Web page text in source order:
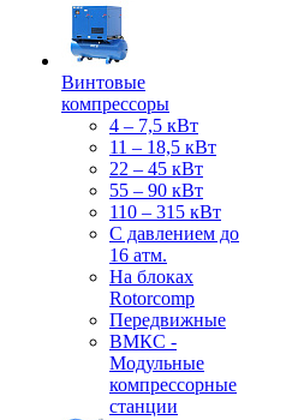
Винтовые
компрессоры
4 – 7,5 кВт
11 – 18,5 кВт
22 – 45 кВт
55 – 90 кВт
110 – 315 кВт
С давлением до
16 атм.
На блоках
Rotorcomp
Передвижные
ВМКС -
Модульные
компрессорные
станции